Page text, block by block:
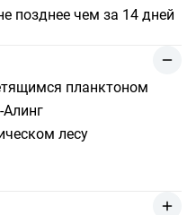
позднее чем за 14 дней
планктоном
лесу